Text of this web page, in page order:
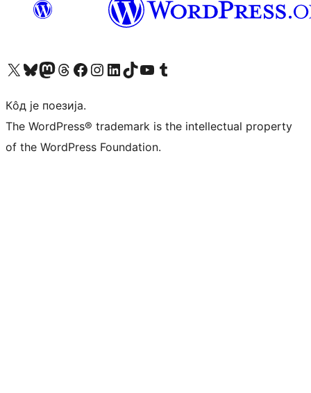
Visit our X (formerly Twitter) account
Посетите наш Bluesky налог
Visit our Mastodon account
Посетите наш налог на Threads-у Visit our Facebook page
Посетите наш Инстаграм налог
Visit our LinkedIn account
Посетите наш TikTok налог
Visit our YouTube channel
Посетите наш Tumblr налог
Кôд је поезија.
The WordPress® trademark is the intellectual property
of the WordPress Foundation.